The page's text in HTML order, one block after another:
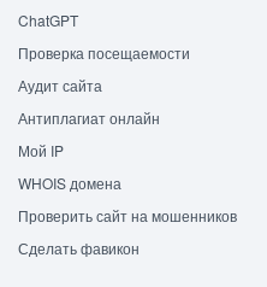
ChatGPT
Проверка посещаемости
Аудит сайта
Антиплагиат онлайн
Мой IP
WHOIS домена
Проверить сайт на мошенников
Сделать фавикон